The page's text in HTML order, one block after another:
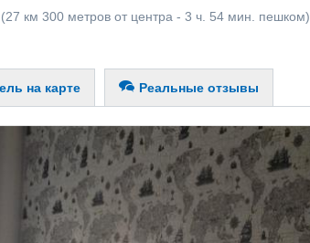
(27 км 300 метров от центра - 3 ч. 54 мин. пешком)
на карте Реальные отзывы